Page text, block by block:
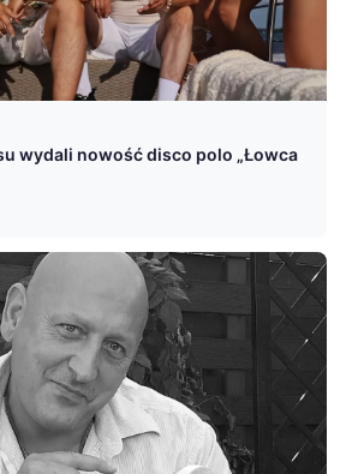
wydali nowość disco polo „Łowca